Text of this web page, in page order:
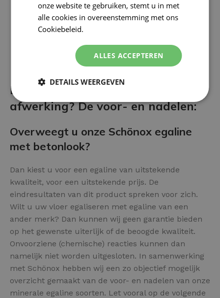
Betonlook Egaline als vloer
afwerking? De voor- en nadelen:
Overweegt u onze Schönox egaline
met betonlook?
Dan kiest u voor een egaline van uitstekende
kwaliteit, voor een uitstekende prijs. De
eindresultaten van dit product spreken voor zich.
Wilt u uw vloer egaliseren met egaline van een
ander merk? Dan kunnen wij geen garantie bieden
op het gewenste uiterlijk of de beoogde kwaliteit.
Onvoorziene (chemische) reacties kunnen dan
namelijk niet worden uitgesloten. In samenwerking
met Schönox hebben wij een zo objectief mogelijk
overzicht gemaakt van de voor- en nadelen van onze
minerale egaline soorten. Let vooral op de volgende
onze website te gebruiken, stemt u in met
alle cookies in overeenstemming met ons
Cookiebeleid.
ALLES ACCEPTEREN
DETAILS WEERGEVEN